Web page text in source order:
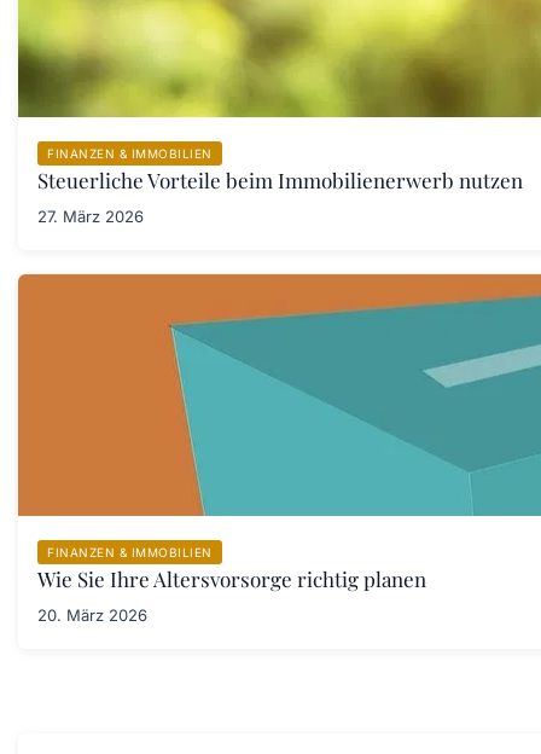
FINANZEN & IMMOBILIEN
Steuerliche Vorteile beim Immobilienerwerb nutzen
27. März 2026
FINANZEN & IMMOBILIEN
Wie Sie Ihre Altersvorsorge richtig planen
20. März 2026